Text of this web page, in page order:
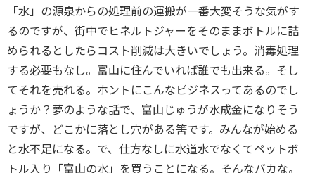
「水」の源泉からの処理前の運搬が一番大変そうな気がす
るのですが、街中でヒネルトジャーをそのままボトルに詰
められるとしたらコスト削減は大きいでしょう。消毒処理
する必要もなし。富山に住んでいれば誰でも出来る。そし
てそれを売れる。ホントにこんなビジネスってあるのでし
ょうか？夢のような話で、富山じゅうが水成金になりそう
ですが、どこかに落とし穴がある筈です。みんなが始める
と水不足になる。で、仕方なしに水道水でなくてペットボ
トル入り「富山の水」を買うことになる。そんなバカな。